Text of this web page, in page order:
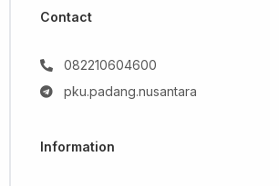
Contact
082210604600
pku.padang.nusantara
Information